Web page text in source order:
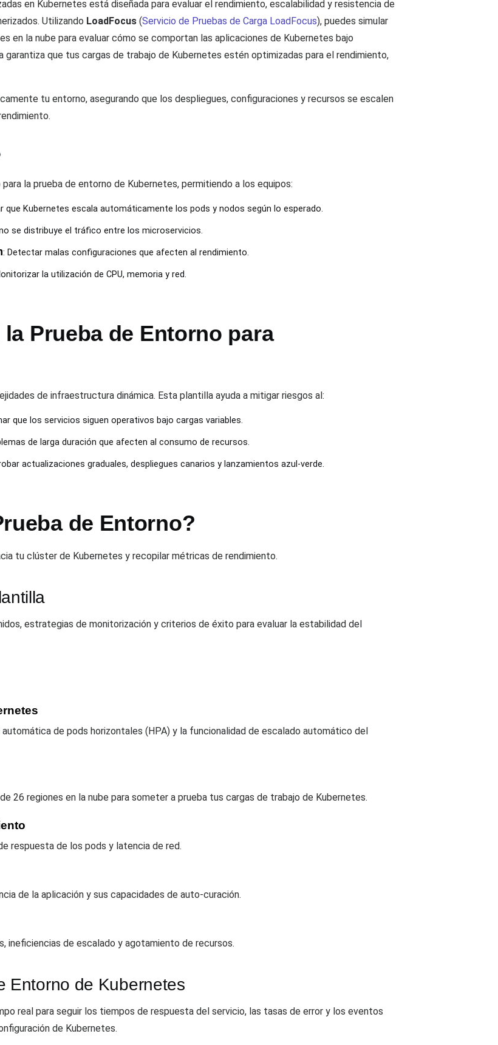
en Kubernetes está diseñada para evaluar el rendimiento, escalabilidad y resistencia de
Utilizando LoadFocus (Servicio de Pruebas de Carga LoadFocus), puedes simular
en la nube para evaluar cómo se comportan las aplicaciones de Kubernetes bajo
que tus cargas de trabajo de Kubernetes estén optimizadas para el rendimiento,
tu entorno, asegurando que los despliegues, configuraciones y recursos se escalen
la prueba de entorno de Kubernetes, permitiendo a los equipos:
que Kubernetes escala automáticamente los pods y nodos según lo esperado.
se distribuye el tráfico entre los microservicios.
: Detectar malas configuraciones que afecten al rendimiento.
la utilización de CPU, memoria y red.
Prueba de Entorno para
de infraestructura dinámica. Esta plantilla ayuda a mitigar riesgos al:
que los servicios siguen operativos bajo cargas variables.
de larga duración que afecten al consumo de recursos.
actualizaciones graduales, despliegues canarios y lanzamientos azul-verde.
de Entorno?
tu clúster de Kubernetes y recopilar métricas de rendimiento.
estrategias de monitorización y criterios de éxito para evaluar la estabilidad del
de pods horizontales (HPA) y la funcionalidad de escalado automático del
26 regiones en la nube para someter a prueba tus cargas de trabajo de Kubernetes.
respuesta de los pods y latencia de red.
de la aplicación y sus capacidades de auto-curación.
ineficiencias de escalado y agotamiento de recursos.
Entorno de Kubernetes
real para seguir los tiempos de respuesta del servicio, las tasas de error y los eventos
de Kubernetes.